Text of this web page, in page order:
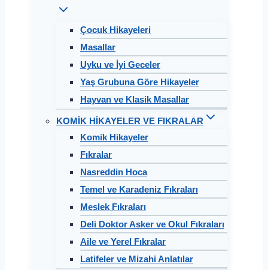
Çocuk Hikayeleri
Masallar
Uyku ve İyi Geceler
Yaş Grubuna Göre Hikayeler
Hayvan ve Klasik Masallar
KOMİK HİKAYELER VE FIKRALAR
Komik Hikayeler
Fıkralar
Nasreddin Hoca
Temel ve Karadeniz Fıkraları
Meslek Fıkraları
Deli Doktor Asker ve Okul Fıkraları
Aile ve Yerel Fıkralar
Latifeler ve Mizahi Anlatılar